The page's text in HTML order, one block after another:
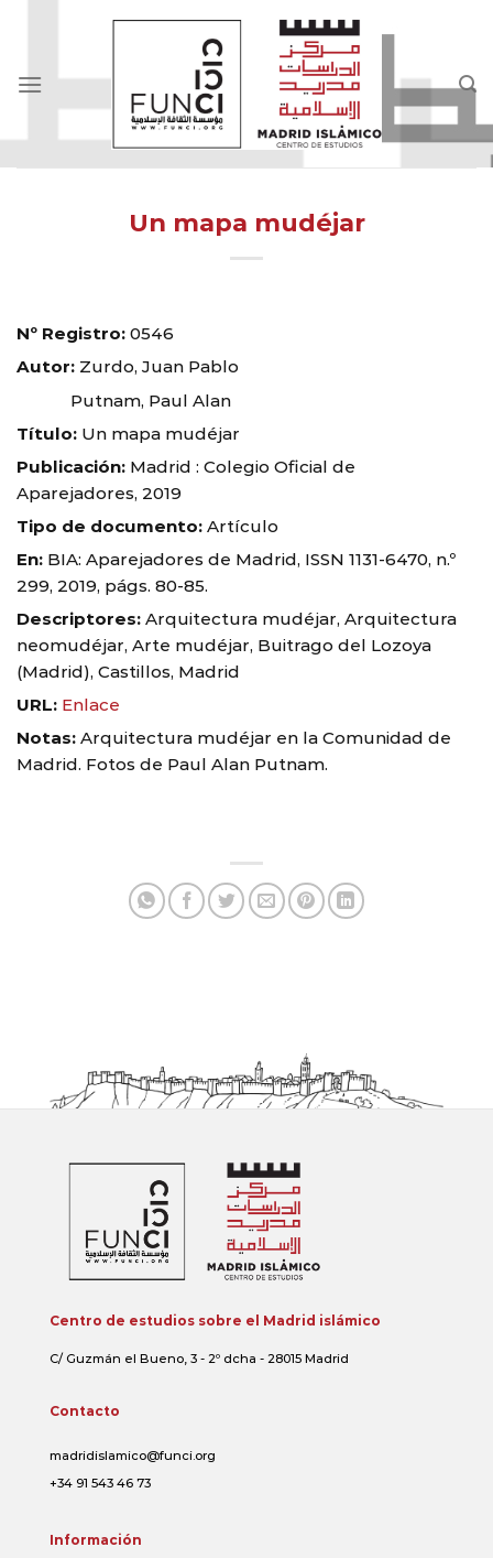
Un mapa mudéjar
Nº Registro: 0546
Autor: Zurdo, Juan Pablo
Putnam, Paul Alan
Título: Un mapa mudéjar
Publicación: Madrid : Colegio Oficial de
Aparejadores, 2019
Tipo de documento: Artículo
En: BIA: Aparejadores de Madrid, ISSN 1131-6470, n.º
299, 2019, págs. 80-85.
Descriptores: Arquitectura mudéjar, Arquitectura
neomudéjar, Arte mudéjar, Buitrago del Lozoya
(Madrid), Castillos, Madrid
URL: Enlace
Notas: Arquitectura mudéjar en la Comunidad de
Madrid. Fotos de Paul Alan Putnam.
Centro de estudios sobre el Madrid islámico
C/ Guzmán el Bueno, 3 - 2º dcha - 28015 Madrid
Contacto
madridislamico@funci.org
+34 91 543 46 73
Información